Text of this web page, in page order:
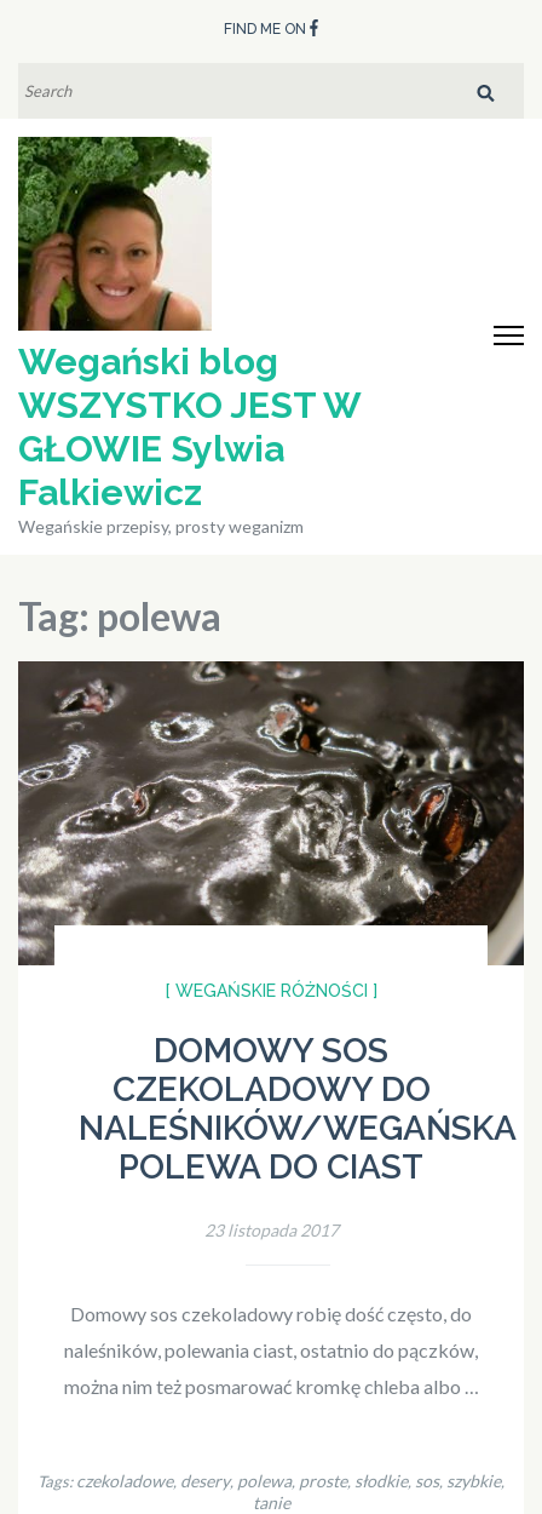
content
(Press
Enter)
FIND ME ON
Wegański blog
WSZYSTKO JEST W
GŁOWIE Sylwia
Falkiewicz
Wegańskie przepisy, prosty weganizm
Tag: polewa
[ WEGAŃSKIE RÓŻNOŚCI ]
DOMOWY SOS
CZEKOLADOWY DO
NALEŚNIKÓW/WEGAŃSKA
POLEWA DO CIAST
23 listopada 2017
Domowy sos czekoladowy robię dość często, do
naleśników, polewania ciast, ostatnio do pączków,
można nim też posmarować kromkę chleba albo …
Tags:czekoladowe, desery, polewa, proste, słodkie, sos, szybkie,
tanie